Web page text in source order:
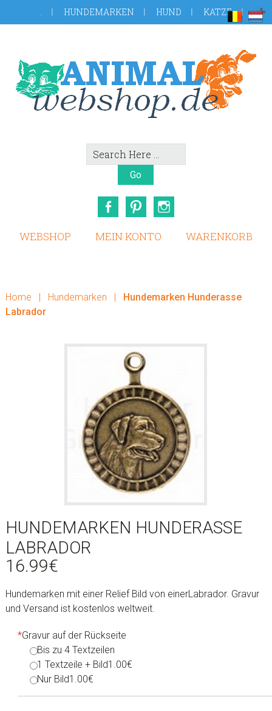
to
Fußzeile
. HUNDEMARKEN HUND KATZE
Search
Here
FacebookPinterest
WEBSHOP MEIN KONTO WARENKORB
Home | Hundemarken |
Hundemarken Hunderasse
Labrador
HUNDEMARKEN HUNDERASSE
LABRADOR
16.99€
Hundemarken mit einer Relief Bild von einerLabrador. Gravur
und Versand ist kostenlos weltweit.
*Gravur auf der Rückseite
Bis zu 4 Textzeilen
1 Textzeile + Bild1.00€
Nur Bild1.00€